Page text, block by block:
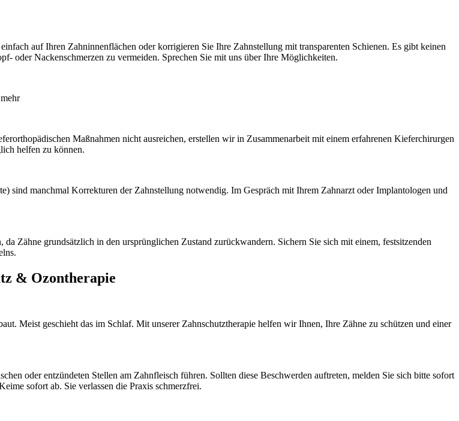
auf Ihren Zahninnenflächen oder korrigieren Sie Ihre Zahnstellung mit transparenten Schienen. Es gibt keinen
oder Nackenschmerzen zu vermeiden. Sprechen Sie mit uns über Ihre Möglichkeiten.
Maßnahmen nicht ausreichen, erstellen wir in Zusammenarbeit mit einem erfahrenen Kieferchirurgen
helfen zu können.
sind manchmal Korrekturen der Zahnstellung notwendig. Im Gespräch mit Ihrem Zahnarzt oder Implantologen und
Zähne grundsätzlich in den ursprünglichen Zustand zurückwandern. Sichern Sie sich mit einem, festsitzenden
& Ozontherapie
Meist geschieht das im Schlaf. Mit unserer Zahnschutztherapie helfen wir Ihnen, Ihre Zähne zu schützen und einer
oder entzündeten Stellen am Zahnfleisch führen. Sollten diese Beschwerden auftreten, melden Sie sich bitte sofort
sofort ab. Sie verlassen die Praxis schmerzfrei.